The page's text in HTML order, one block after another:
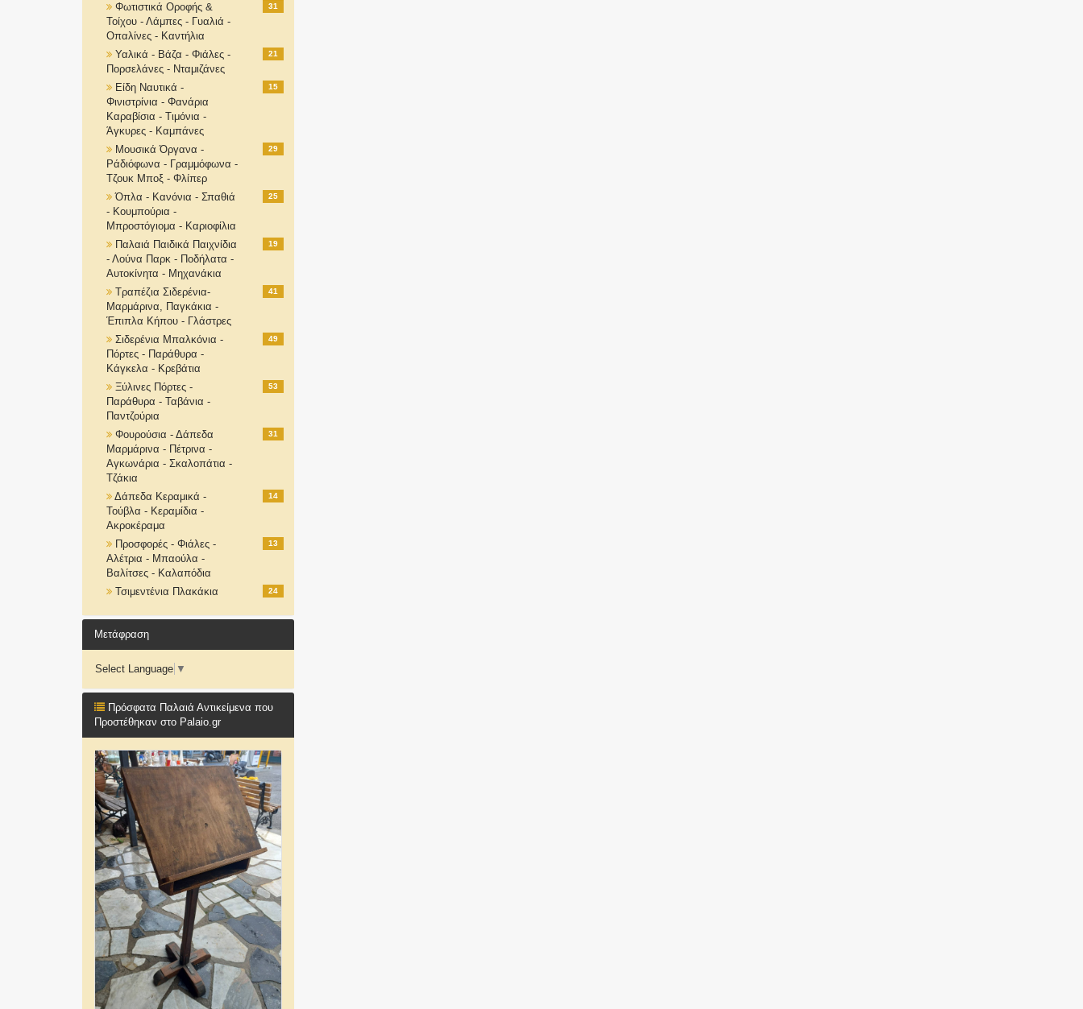
Φωτιστικά Οροφής &
Τοίχου - Λάμπες - Γυαλιά -
Οπαλίνες - Καντήλια
31
Υαλικά - Βάζα - Φιάλες -
Πορσελάνες - Νταμιζάνες
21
Είδη Ναυτικά -
Φινιστρίνια - Φανάρια
Καραβίσια - Τιμόνια -
Άγκυρες - Καμπάνες
15
Μουσικά Όργανα -
Ράδιόφωνα - Γραμμόφωνα -
Τζουκ Μποξ - Φλίπερ
29
Όπλα - Κανόνια - Σπαθιά
- Κουμπούρια -
Μπροστόγιομα - Καριοφίλια
25
Παλαιά Παιδικά Παιχνίδια
- Λούνα Παρκ - Ποδήλατα -
Αυτοκίνητα - Μηχανάκια
19
Τραπέζια Σιδερένια-
Μαρμάρινα, Παγκάκια -
Έπιπλα Κήπου - Γλάστρες
41
Σιδερένια Μπαλκόνια -
Πόρτες - Παράθυρα -
Κάγκελα - Κρεβάτια
49
Ξύλινες Πόρτες -
Παράθυρα - Ταβάνια -
Παντζούρια
53
Φουρούσια - Δάπεδα
Μαρμάρινα - Πέτρινα -
Αγκωνάρια - Σκαλοπάτια -
Τζάκια
31
Δάπεδα Κεραμικά -
Τούβλα - Κεραμίδια -
Ακροκέραμα
14
Προσφορές - Φιάλες -
Αλέτρια - Μπαούλα -
Βαλίτσες - Καλαπόδια
13
Τσιμεντένια Πλακάκια 24
Μετάφραση
Select Language ▼
Πρόσφατα Παλαιά Αντικείμενα που
Προστέθηκαν στο Palaio.gr